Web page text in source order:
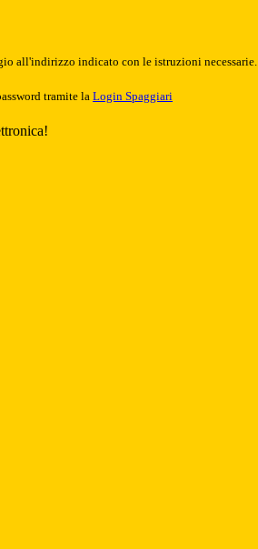
all'indirizzo indicato con le istruzioni necessarie.
tramite la Login Spaggiari